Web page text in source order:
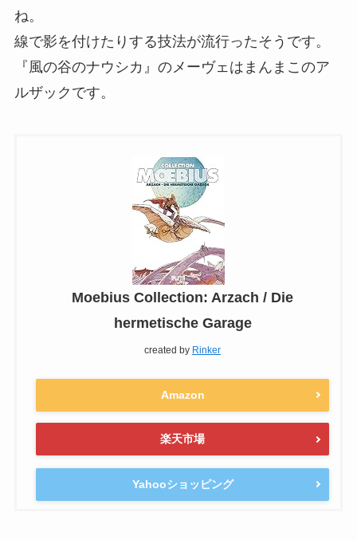
ね。
線で影を付けたりする技法が流行ったそうです。
『風の谷のナウシカ』のメーヴェはまんまこのア
ルザックです。
Moebius Collection: Arzach / Die
hermetische Garage
created by Rinker
Amazon
楽天市場
Yahooショッピング